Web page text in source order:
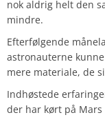
nok aldrig helt den
mindre.
Efterfølgende
astronauterne
mere materiale, de
Indhøstede
der har kørt på